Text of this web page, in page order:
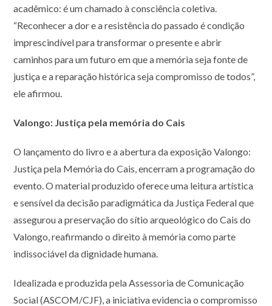
acadêmico: é um chamado à consciência coletiva.
“Reconhecer a dor e a resistência do passado é condição
imprescindível para transformar o presente e abrir
caminhos para um futuro em que a memória seja fonte de
justiça e a reparação histórica seja compromisso de todos”,
ele afirmou.
Valongo: Justiça pela memória do Cais
O lançamento do livro e a abertura da exposição Valongo:
Justiça pela Memória do Cais, encerram a programação do
evento. O material produzido oferece uma leitura artística
e sensível da decisão paradigmática da Justiça Federal que
assegurou a preservação do sítio arqueológico do Cais do
Valongo, reafirmando o direito à memória como parte
indissociável da dignidade humana.
Idealizada e produzida pela Assessoria de Comunicação
Social (ASCOM/CJF), a iniciativa evidencia o compromisso